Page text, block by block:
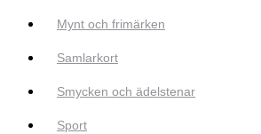
Mynt och frimärken
Samlarkort
Smycken och ädelstenar
Sport